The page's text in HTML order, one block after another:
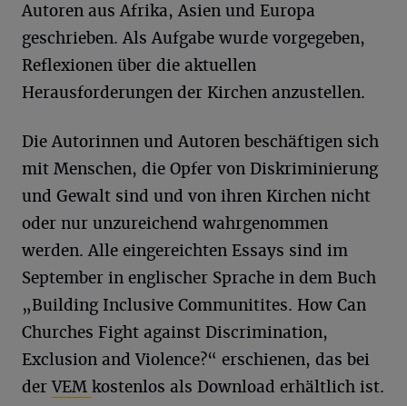
Autoren aus Afrika, Asien und Europa
geschrieben. Als Aufgabe wurde vorgegeben,
Reflexionen über die aktuellen
Herausforderungen der Kirchen anzustellen.
Die Autorinnen und Autoren beschäftigen sich
mit Menschen, die Opfer von Diskriminierung
und Gewalt sind und von ihren Kirchen nicht
oder nur unzureichend wahrgenommen
werden. Alle eingereichten Essays sind im
September in englischer Sprache in dem Buch
„Building Inclusive Communitites. How Can
Churches Fight against Discrimination,
Exclusion and Violence?“ erschienen, das bei
derVEM kostenlos als Download erhältlich ist.